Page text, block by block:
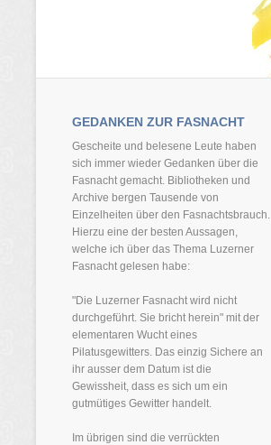
GEDANKEN ZUR FASNACHT
Gescheite und belesene Leute haben
sich immer wieder Gedanken über die
Fasnacht gemacht. Bibliotheken und
Archive bergen Tausende von
Einzelheiten über den Fasnachtsbrauch.
Hierzu eine der besten Aussagen,
welche ich über das Thema Luzerner
Fasnacht gelesen habe:
"Die Luzerner Fasnacht wird nicht
durchgeführt. Sie bricht herein" mit der
elementaren Wucht eines
Pilatusgewitters. Das einzig Sichere an
ihr ausser dem Datum ist die
Gewissheit, dass es sich um ein
gutmütiges Gewitter handelt.
Im übrigen sind die verrückten